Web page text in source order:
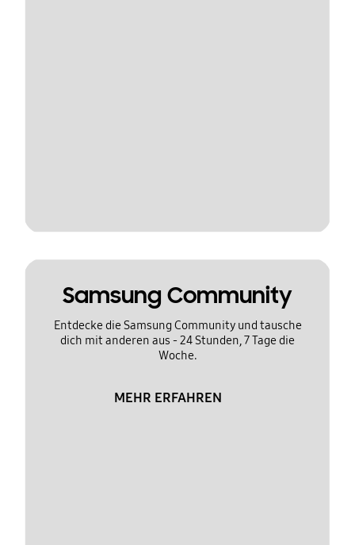
Samsung Community
Entdecke die Samsung Community und tausche
dich mit anderen aus - 24 Stunden, 7 Tage die
Woche.
MEHR ERFAHREN